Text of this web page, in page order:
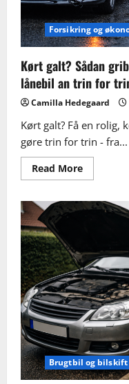
Forsikring og
Kørt galt? Sådan
lånebil an trin for
Camilla Hedegaard
Kørt galt? Få en rolig,
gøre trin for trin - fra...
Read MoreRead
more
galt?
Sådan
forsikring
og
lånebil
an
trin
for
trin
Brugtbil og bilskift